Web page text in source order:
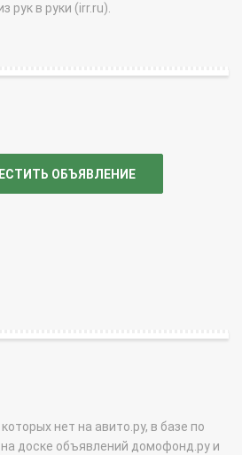
рук в руки (irr.ru).
ОБЪЯВЛЕНИЕ
нет на авито.ру, в базе по
доске объявлений домофонд.ру и